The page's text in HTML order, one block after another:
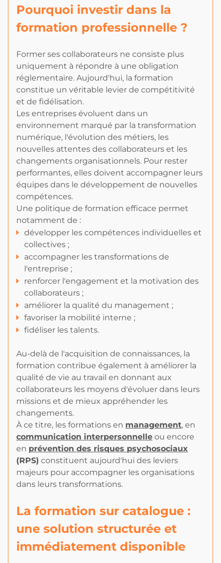
Pourquoi investir dans la
formation professionnelle ?
Former ses collaborateurs ne consiste plus
uniquement à répondre à une obligation
réglementaire. Aujourd'hui, la formation
constitue un véritable levier de compétitivité
et de fidélisation.
Les entreprises évoluent dans un
environnement marqué par la transformation
numérique, l'évolution des métiers, les
nouvelles attentes des collaborateurs et les
changements organisationnels. Pour rester
performantes, elles doivent accompagner leurs
équipes dans le développement de nouvelles
compétences.
Une politique de formation efficace permet
notamment de :
développer les compétences individuelles et
collectives ;
accompagner les transformations de
l'entreprise ;
renforcer l'engagement et la motivation des
collaborateurs ;
améliorer la qualité du management ;
favoriser la mobilité interne ;
fidéliser les talents.
Au-delà de l'acquisition de connaissances, la
formation contribue également à améliorer la
qualité de vie au travail en donnant aux
collaborateurs les moyens d'évoluer dans leurs
missions et de mieux appréhender les
changements.
À ce titre, les formations en management, en
communication interpersonnelle ou encore
en prévention des risques psychosociaux
(RPS) constituent aujourd'hui des leviers
majeurs pour accompagner les organisations
dans leurs transformations.
La formation sur catalogue :
une solution structurée et
immédiatement disponible